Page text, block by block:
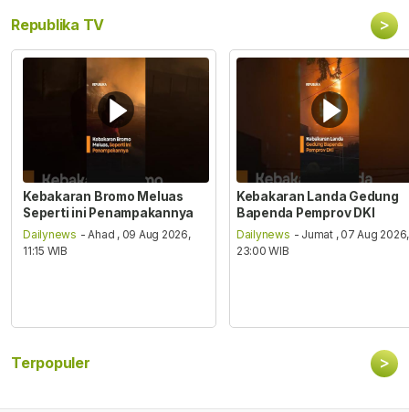
Republika TV >
Kebakaran Bromo Meluas
Seperti ini Penampakannya
Dailynews - Ahad , 09 Aug 2026,
11:15 WIB
Kebakaran Landa Gedung
Bapenda Pemprov DKI
Dailynews - Jumat , 07 Aug 2026,
23:00 WIB
Terpopuler >